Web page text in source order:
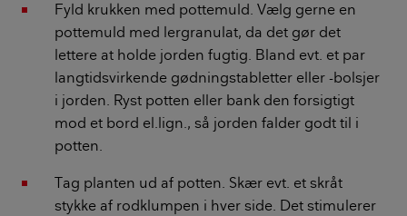
Fyld krukken med pottemuld. Vælg gerne en
pottemuld med lergranulat, da det gør det
lettere at holde jorden fugtig. Bland evt. et par
langtidsvirkende gødningstabletter eller -bolsjer
i jorden. Ryst potten eller bank den forsigtigt
mod et bord el.lign., så jorden falder godt til i
potten.
Tag planten ud af potten. Skær evt. et skråt
stykke af rodklumpen i hver side. Det stimulerer